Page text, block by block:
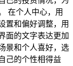
在个人中心，用
置和偏好调整，用
面的文字表达更加
景和个人喜好，选
己的个性相得益